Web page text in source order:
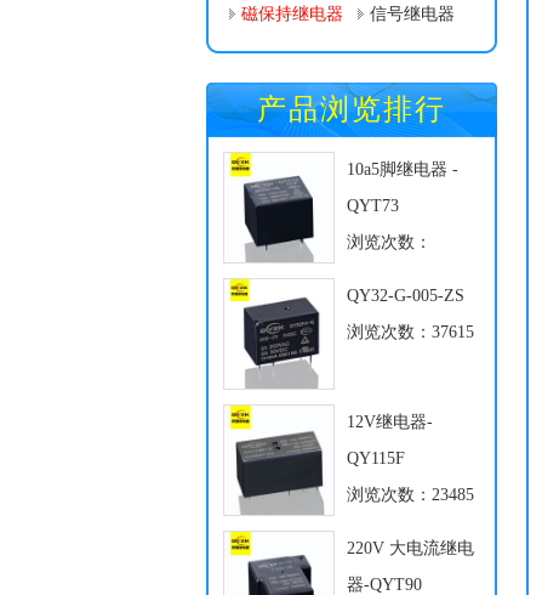
磁保持继电器 信号继电器
产品浏览排行
10a5脚继电器 -
QYT73
浏览次数：
QY32-G-005-ZS
浏览次数：37615
12V继电器-
QY115F
浏览次数：23485
220V 大电流继电
器-QYT90